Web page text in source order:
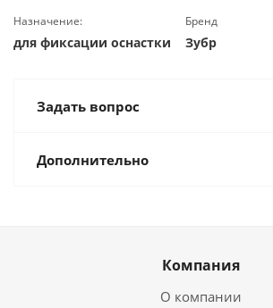
Назначение:
для фиксации оснастки
Бренд
Зубр
Задать вопрос
Дополнительно
Компания
О компании